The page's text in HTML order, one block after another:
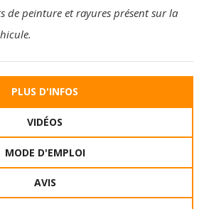
de peinture et rayures présent sur la
PLUS D'INFOS
VIDÉOS
MODE D'EMPLOI
AVIS